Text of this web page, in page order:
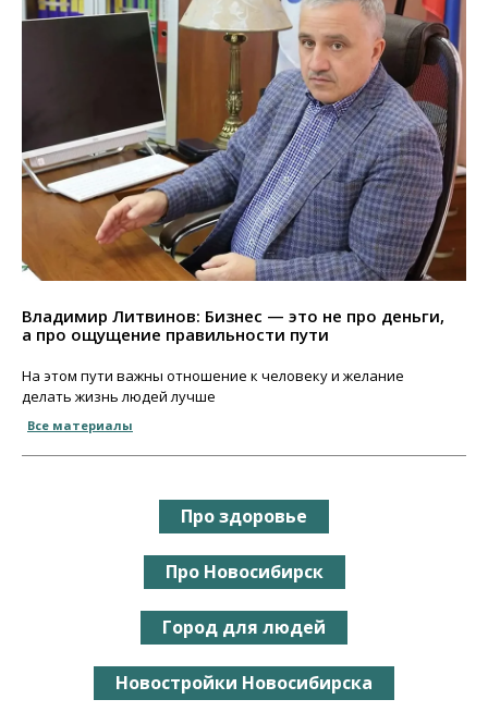
Владимир Литвинов: Бизнес — это не про деньги,
а про ощущение правильности пути
На этом пути важны отношение к человеку и желание
делать жизнь людей лучше
Все материалы
Про здоровье
Про Новосибирск
Город для людей
Новостройки Новосибирска